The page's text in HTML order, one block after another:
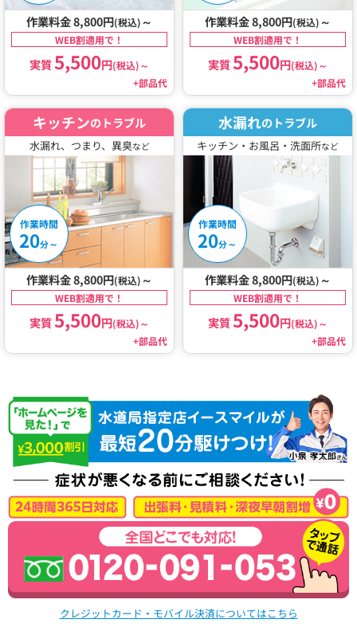
作業料金 8,800円(税込) ～
WEB割適用で！
実質5,500円(税込)～
+部品代
作業料金 8,800円(税込) ～
WEB割適用で！
実質5,500円(税込)～
+部品代
キッチンのトラブル
水漏れ、つまり、異臭など
作業時間
20分～
作業料金 8,800円(税込) ～
WEB割適用で！
実質5,500円(税込)～
+部品代
水漏れのトラブル
キッチン・お風呂・洗面所など
作業時間
20分～
作業料金 8,800円(税込) ～
WEB割適用で！
実質5,500円(税込)～
+部品代
クレジットカード・モバイル決済についてはこちら